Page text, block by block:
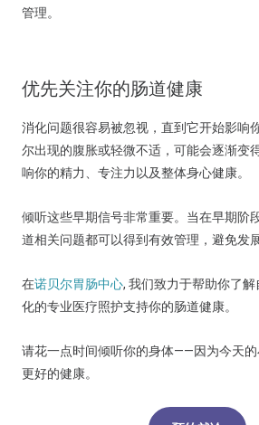
管理。
优先关注你的肠道健康
消化问题很容易被忽视，直到它开始影响
尔出现的腹胀或轻微不适，可能会逐渐变
响你的精力、专注力以及整体身心健康。
倾听这些早期信号非常重要。当在早期阶
道相关问题都可以得到有效管理，避免发
在诺贝尔胃肠中心, 我们致力于帮助你了
化的专业医疗照护支持你的肠道健康。
请花一点时间倾听你的身体——因为今天
更好的健康。